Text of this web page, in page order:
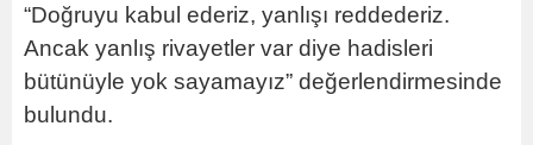
“Doğruyu kabul ederiz, yanlışı reddederiz.
Ancak yanlış rivayetler var diye hadisleri
bütünüyle yok sayamayız” değerlendirmesinde
bulundu.